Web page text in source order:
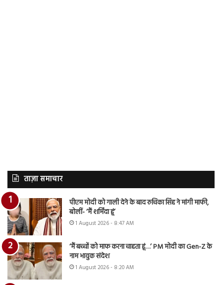
ताज़ा समाचार
पीएम मोदी को गाली देने के बाद रुचिका सिंह ने मांगी माफी,
बोलीं- ‘मैं शर्मिंदा हूं’
1 August 2026 - 8:47 AM
‘मैं बच्चों को माफ करना चाहता हूं…’ PM मोदी का Gen-Z के
नाम भावुक संदेश
1 August 2026 - 8:20 AM